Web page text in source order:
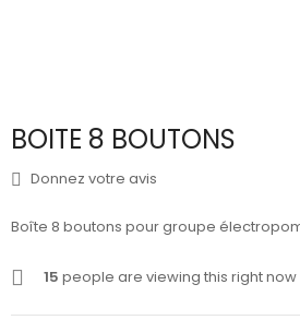
BOITE 8 BOUTONS
Donnez votre avis
Boîte 8 boutons pour groupe
15 people are viewing this right now